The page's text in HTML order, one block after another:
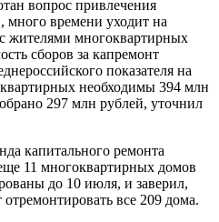
вопрос привлечения
много времени уходит на
жителями многоквартирных
сборов за капремонт
показателя на
необходимы 394 млн
297 млн рублей, уточнил
капитального ремонта
11 многоквартирных домов
до 10 июля, и заверил,
все 209 дома.